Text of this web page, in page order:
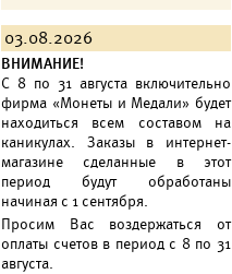
03.08.2026
ВНИМАНИЕ!
C 8 по 31 августа включительно
фирма «Монеты и Медали» будет
находиться всем составом на
каникулах. Заказы в интернет-
магазине сделанные в этот
период будут обработаны
начиная с 1 сентября.
Просим Вас воздержаться от
оплаты счетов в период с 8 по 31
августа.